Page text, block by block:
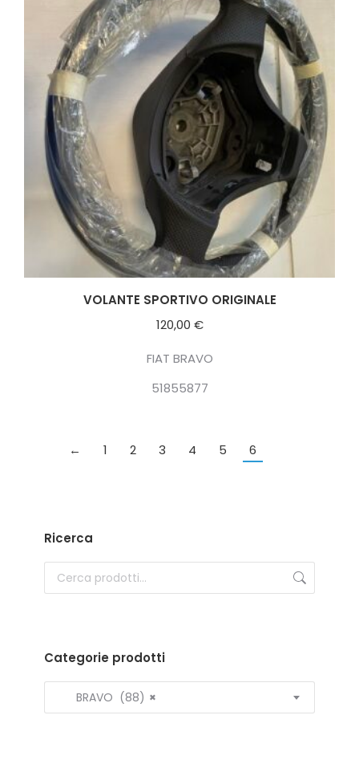
VOLANTE SPORTIVO ORIGINALE
120,00 €
FIAT BRAVO
51855877
← 1 2 3 4 5 6
Ricerca
Categorie prodotti
×
BRAVO (88)